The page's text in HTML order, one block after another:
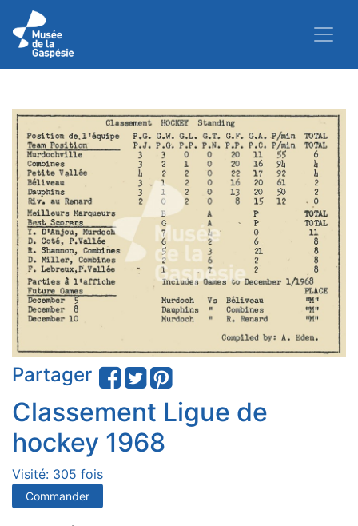
Partager
Classement Ligue de
hockey 1968
Visité: 305 fois
Commander